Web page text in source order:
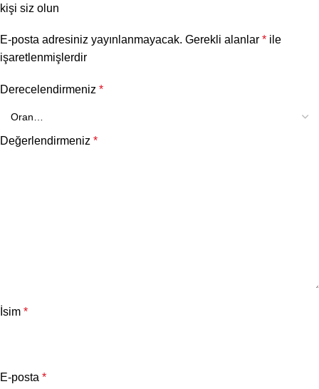
kişi siz olun
E-posta adresiniz yayınlanmayacak. Gerekli alanlar * ile
işaretlenmişlerdir
Derecelendirmeniz *
Değerlendirmeniz *
İsim *
E-posta *